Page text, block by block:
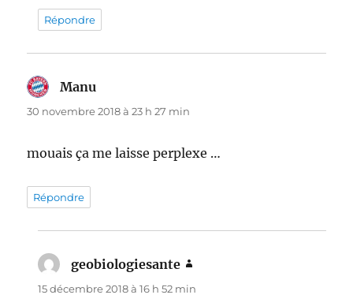
Répondre
Manu
30 novembre 2018 à 23 h 27 min
mouais ça me laisse perplexe …
Répondre
geobiologiesante
15 décembre 2018 à 16 h 52 min